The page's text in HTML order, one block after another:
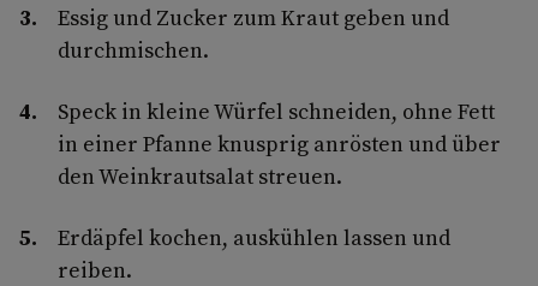
Essig und Zucker zum Kraut geben und
durchmischen.
Speck in kleine Würfel schneiden, ohne Fett
in einer Pfanne knusprig anrösten und über
den Weinkrautsalat streuen.
Erdäpfel kochen, auskühlen lassen und
reiben.